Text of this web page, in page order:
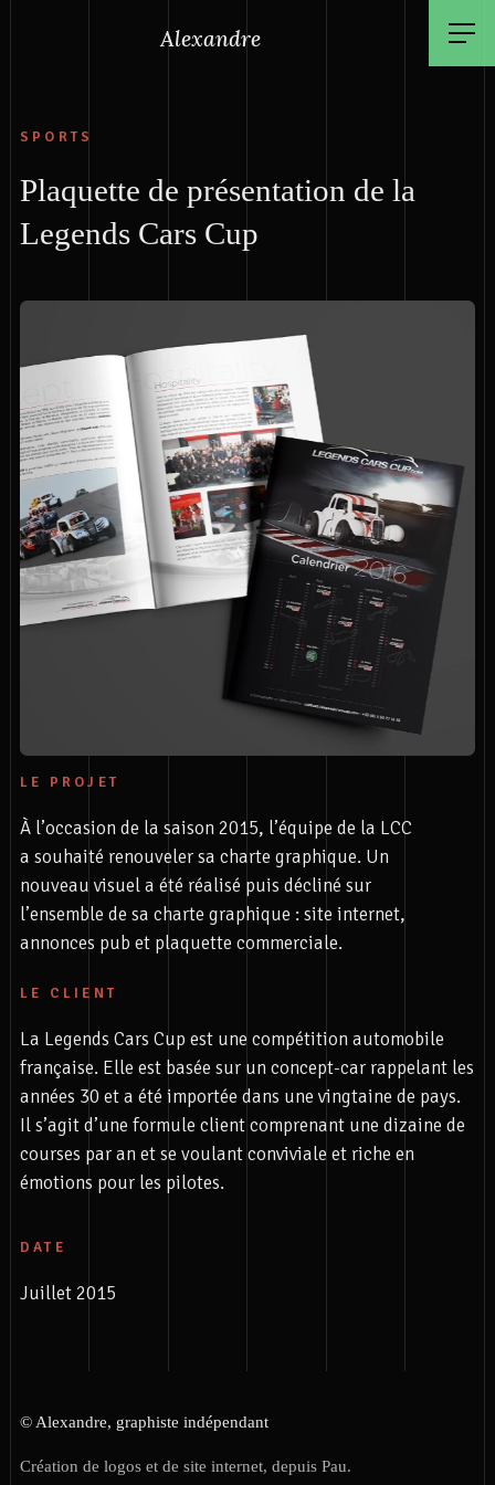
Alexandre
SPORTS
Plaquette de présentation de la
Legends Cars Cup
LE PROJET
À l’occasion de la saison 2015, l’équipe de la LCC
a souhaité renouveler sa charte graphique. Un
nouveau visuel a été réalisé puis décliné sur
l’ensemble de sa charte graphique : site internet,
annonces pub et plaquette commerciale.
LE CLIENT
La Legends Cars Cup est une compétition automobile
française. Elle est basée sur un concept-car rappelant les
années 30 et a été importée dans une vingtaine de pays.
Il s’agit d’une formule client comprenant une dizaine de
courses par an et se voulant conviviale et riche en
émotions pour les pilotes.
DATE
Juillet 2015
© Alexandre, graphiste indépendant
Création de logos et de site internet, depuis Pau.